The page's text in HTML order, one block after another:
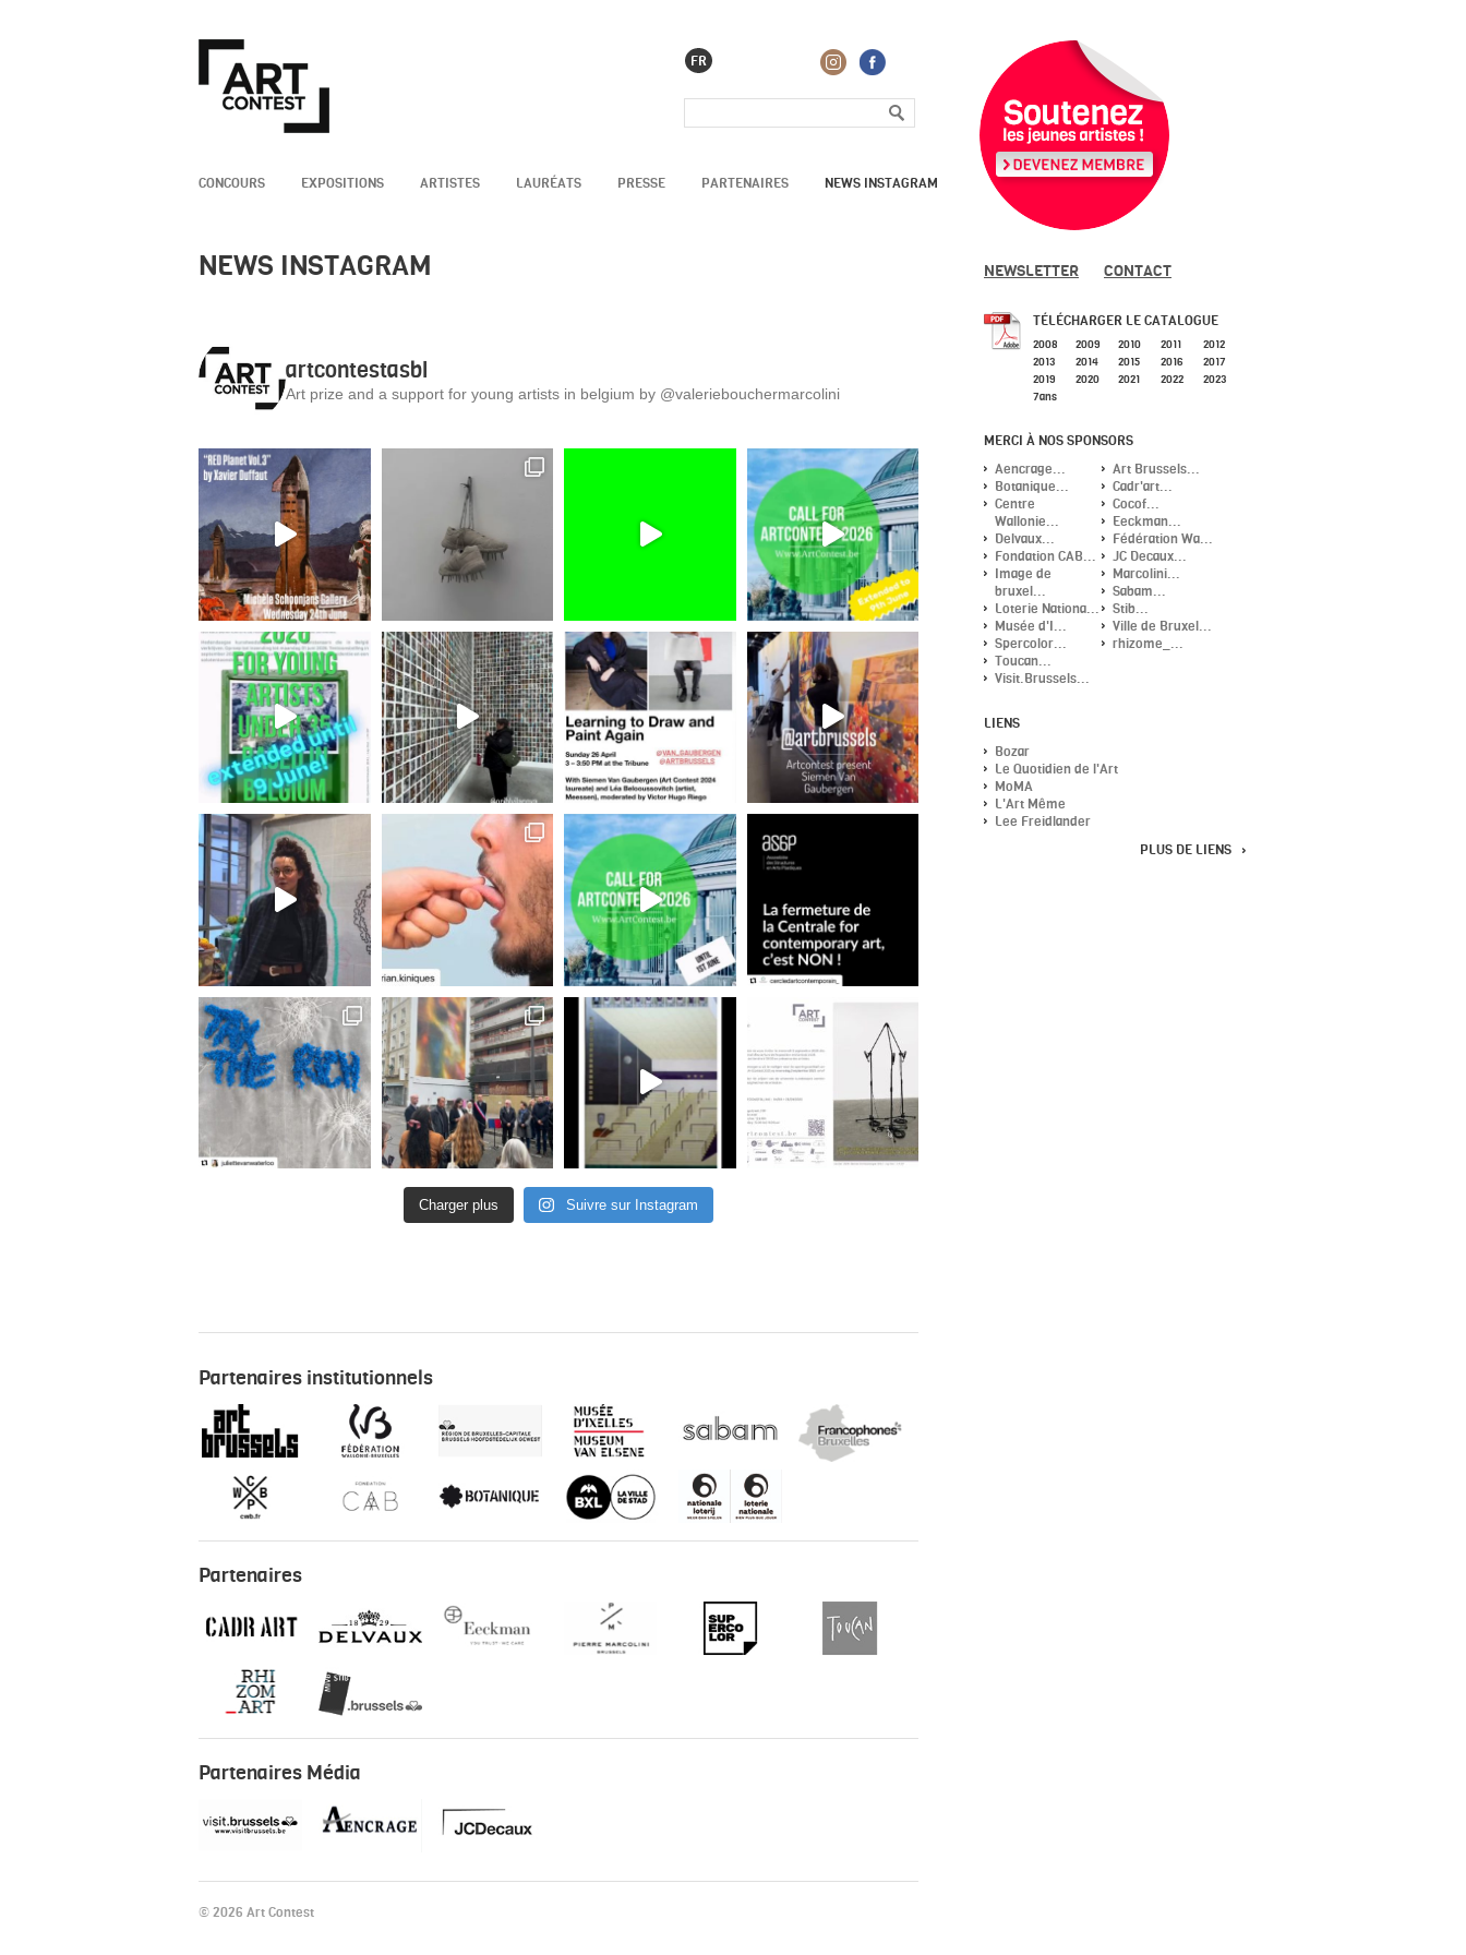
FR
CONCOURS EXPOSITIONS ARTISTES LAURÉATS PRESSE PARTENAIRES NEWS INSTAGRAM
NEWS INSTAGRAM
artcontestasbl
Art prize and a support for young artists in belgium by @valeriebouchermarcolini
Charger plus Suivre sur Instagram
NEWSLETTER CONTACT
TÉLÉCHARGER LE CATALOGUE
2008 2009 2010 2011
2012
2013
2014 2015 2016
2017
2019
2020 2021 2022
2023
7ans
MERCI À NOS SPONSORS
Aencrage...
Botanique...
Centre
Wallonie...
Delvaux...
Fondation CAB...
Image de
bruxel...
Loterie Nationa...
Musée d'I...
Spercolor...
Toucan...
Visit.Brussels...
Art Brussels...
Cadr'art...
Cocof...
Eeckman...
Fédération Wa...
JC Decaux...
Marcolini...
Sabam...
Stib...
Ville de Bruxel...
rhizome_...
LIENS
Bozar
Le Quotidien de l'Art
MoMA
L'Art Même
Lee Freidlander
PLUS DE LIENS
Partenaires institutionnels
Partenaires
Partenaires Média
© 2026 Art Contest